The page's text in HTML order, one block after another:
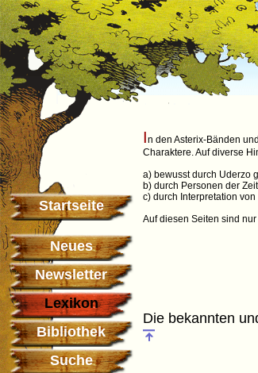
Startseite
Neues
Newsletter
Lexikon
Bibliothek
Suche
In den Asterix-Bänden
Charaktere. Auf diverse
a) bewusst durch Uderzo
b) durch Personen der
c) durch Interpretation
Auf diesen Seiten sind
Die bekannten